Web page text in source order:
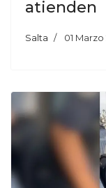
atienden
Salta 01 Marzo